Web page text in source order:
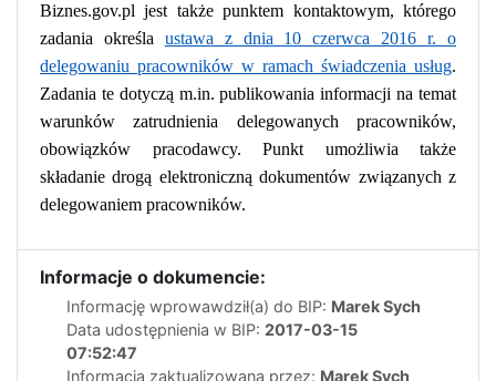
Biznes.gov.pl jest także punktem kontaktowym, którego
zadania określa ustawa z dnia 10 czerwca 2016 r. o
delegowaniu pracowników w ramach świadczenia usług.
Zadania te dotyczą m.in. publikowania informacji na temat
warunków zatrudnienia delegowanych pracowników,
obowiązków pracodawcy. Punkt umożliwia także
składanie drogą elektroniczną dokumentów związanych z
delegowaniem pracowników.
Informacje o dokumencie:
Informację wprowawdził(a) do BIP: Marek Sych
Data udostępnienia w BIP: 2017-03-15
07:52:47
Informacja zaktualizowana przez: Marek Sych